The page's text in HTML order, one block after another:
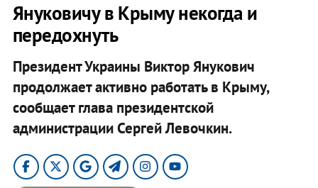
Януковичу в Крыму некогда и
передохнуть
Президент Украины Виктор Янукович
продолжает активно работать в Крыму,
сообщает глава президентской
администрации Сергей Левочкин.